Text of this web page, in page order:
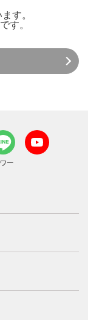
す。
す。
ー